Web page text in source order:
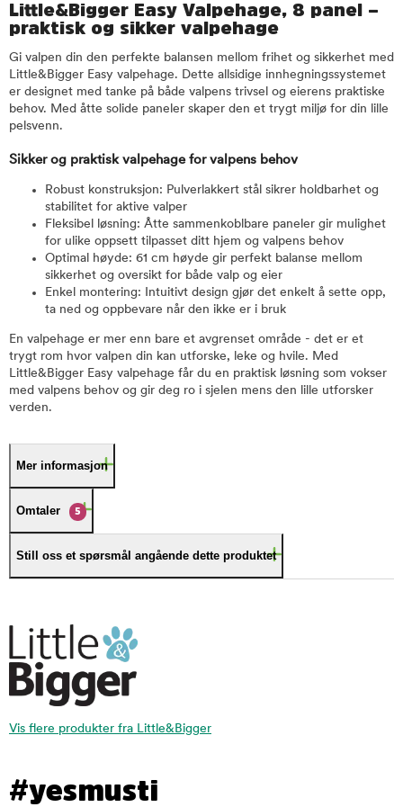
Little&Bigger Easy Valpehage, 8 panel –
praktisk og sikker valpehage
Gi valpen din den perfekte balansen mellom frihet og sikkerhet med
Little&Bigger Easy valpehage. Dette allsidige innhegningssystemet
er designet med tanke på både valpens trivsel og eierens praktiske
behov. Med åtte solide paneler skaper den et trygt miljø for din lille
pelsvenn.
Sikker og praktisk valpehage for valpens behov
Robust konstruksjon: Pulverlakkert stål sikrer holdbarhet og
stabilitet for aktive valper
Fleksibel løsning: Åtte sammenkoblbare paneler gir mulighet
for ulike oppsett tilpasset ditt hjem og valpens behov
Optimal høyde: 61 cm høyde gir perfekt balanse mellom
sikkerhet og oversikt for både valp og eier
Enkel montering: Intuitivt design gjør det enkelt å sette opp,
ta ned og oppbevare når den ikke er i bruk
En valpehage er mer enn bare et avgrenset område - det er et
trygt rom hvor valpen din kan utforske, leke og hvile. Med
Little&Bigger Easy valpehage får du en praktisk løsning som vokser
med valpens behov og gir deg ro i sjelen mens den lille utforsker
verden.
Mer informasjon
Omtaler 5
Still oss et spørsmål angående dette produktet
Vis flere produkter fra Little&Bigger
#yesmusti